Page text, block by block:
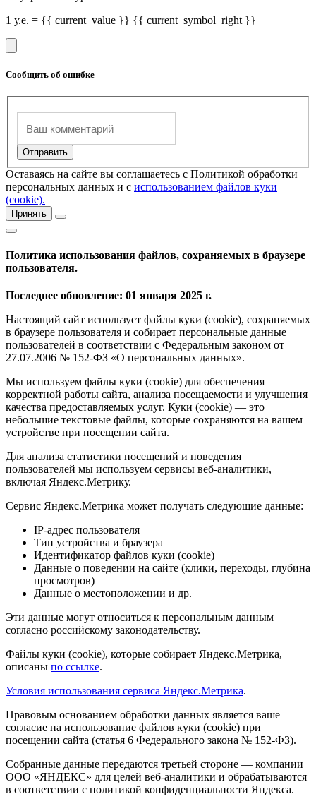
1 у.е. = {{ current_value }} {{ current_symbol_right }}
Сообщить об ошибке
Оставаясь на сайте вы соглашаетесь с Политикой обработки
персональных данных и с использованием файлов куки
(cookie).
Принять
Политика использования файлов, сохраняемых в браузере
пользователя.
Последнее обновление: 01 января 2025 г.
Настоящий сайт использует файлы куки (cookie), сохраняемых
в браузере пользователя и собирает персональные данные
пользователей в соответствии с Федеральным законом от
27.07.2006 № 152-ФЗ «О персональных данных».
Мы используем файлы куки (cookie) для обеспечения
корректной работы сайта, анализа посещаемости и улучшения
качества предоставляемых услуг. Куки (cookie) — это
небольшие текстовые файлы, которые сохраняются на вашем
устройстве при посещении сайта.
Для анализа статистики посещений и поведения
пользователей мы используем сервисы веб-аналитики,
включая Яндекс.Метрику.
Сервис Яндекс.Метрика может получать следующие данные:
IP-адрес пользователя
Тип устройства и браузера
Идентификатор файлов куки (cookie)
Данные о поведении на сайте (клики, переходы, глубина
просмотров)
Данные о местоположении и др.
Эти данные могут относиться к персональным данным
согласно российскому законодательству.
Файлы куки (cookie), которые собирает Яндекс.Метрика,
описаны по ссылке.
Условия использования сервиса Яндекс.Метрика.
Правовым основанием обработки данных является ваше
согласие на использование файлов куки (cookie) при
посещении сайта (статья 6 Федерального закона № 152-ФЗ).
Собранные данные передаются третьей стороне — компании
ООО «ЯНДЕКС» для целей веб-аналитики и обрабатываются
в соответствии с политикой конфиденциальности Яндекса.